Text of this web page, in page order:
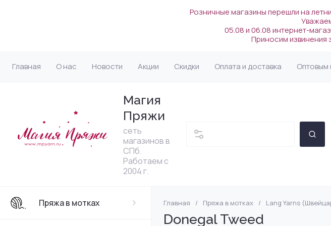
Розничные магазины перешли на
05.08 и 06.08 интернет-
Приносим извинения
Главная О нас Новости Акции Скидки Оплата и доставка Оптовым
Магия
Пряжи
сеть
магазинов в
СПб.
Работаем с
2004 г.
Пряжа в мотках
Lana Grossa (Германия/Италия)
Ангора
По назначению
Спицы
Блокаторы, маты
MILADA (Россия)
Filati - Lana Grossa
Органайзеры для рукоделия
Главная / Пряжа в мотках / Lang Yarns
Donegal Tweed